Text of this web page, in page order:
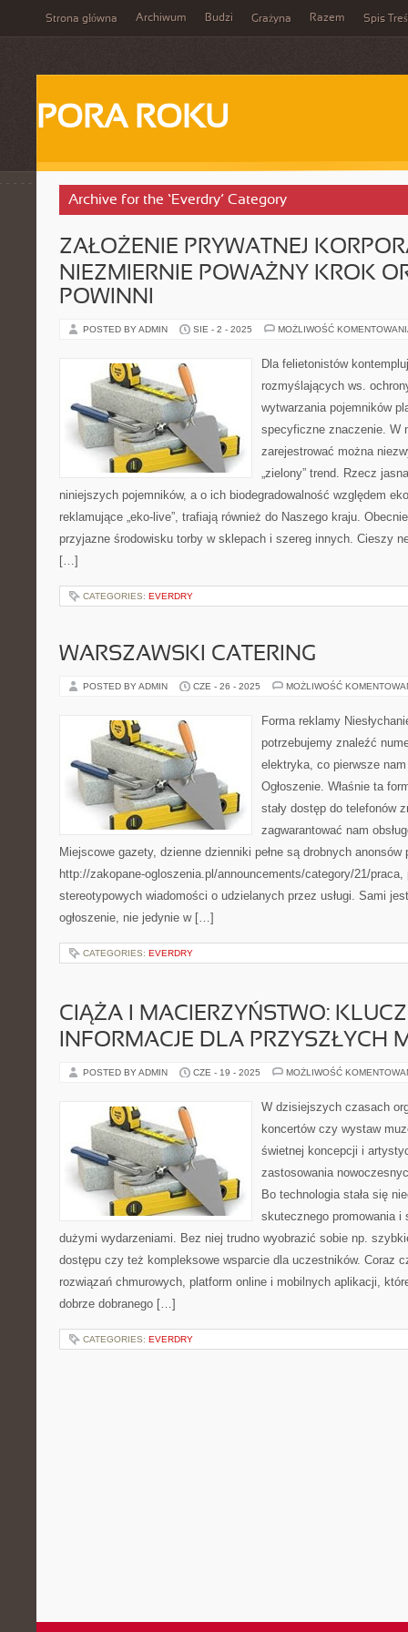
Strona główna Archiwum Budzi Grażyna Razem Spis
PORA ROKU
Archive for the ‘Everdry’ Category
ZAŁOŻENIE PRYWATNEJ
NIEZMIERNIE POWAŻNY KROK
POWINNI
POSTED BY ADMIN SIE - 2 - 2025 MOŻLIWOŚĆ
Dla felietonistów
rozmyślających ws.
wytwarzania pojemników
specyficzne znaczenie. W
zarejestrować można
„zielony” trend. Rzecz
niniejszych pojemników, a o ich biodegradowalność względem
reklamujące „eko-live”, trafiają również do Naszego kraju.
przyjazne środowisku torby w sklepach i szereg innych. Cieszy
[…]
CATEGORIES: EVERDRY
WARSZAWSKI CATERING
POSTED BY ADMIN CZE - 26 - 2025 MOŻLIWOŚĆ
Forma reklamy
potrzebujemy znaleźć
elektryka, co pierwsze
Ogłoszenie. Właśnie ta
stały dostęp do telefonów
zagwarantować nam
Miejscowe gazety, dzienne dzienniki pełne są drobnych anonsów
http://zakopane-ogloszenia.pl/announcements/category/21/
stereotypowych wiadomości o udzielanych przez usługi. Sami
ogłoszenie, nie jedynie w […]
CATEGORIES: EVERDRY
CIĄŻA I MACIERZYŃSTWO:
INFORMACJE DLA PRZYSZŁYCH
POSTED BY ADMIN CZE - 19 - 2025 MOŻLIWOŚĆ
W dzisiejszych czasach
koncertów czy wystaw
świetnej koncepcji i
zastosowania
Bo technologia stała się
skutecznego promowania i
dużymi wydarzeniami. Bez niej trudno wyobrazić sobie np.
dostępu czy też kompleksowe wsparcie dla uczestników. Coraz
rozwiązań chmurowych, platform online i mobilnych aplikacji,
dobrze dobranego […]
CATEGORIES: EVERDRY